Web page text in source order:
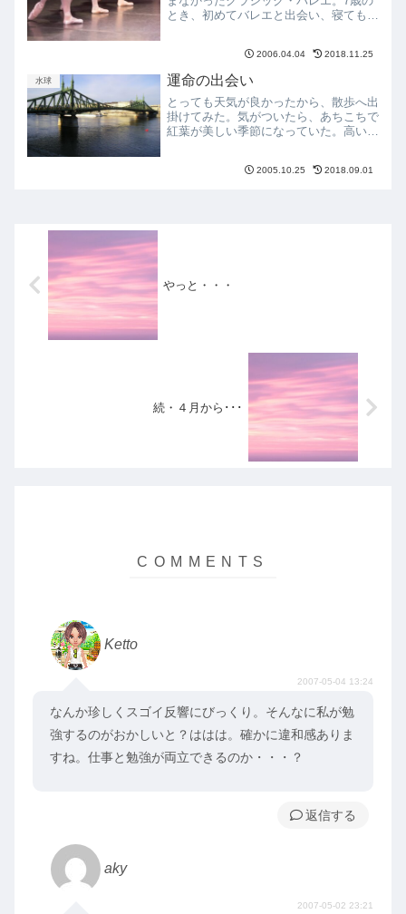
とき、初めてバレエと出会い、寝ても覚
その舞台は、子供たちのバレエ発表会に
過ぎなかったのだけれど、...
2006.04.04 2018.11.25
水球 運命の出会い
とっても天気が良かったから、散歩へ出
掛けてみた。気がついたら、あちこちで
紅葉が美しい季節になっていた。高い青
はなぜだろう?やっぱり四季折々の風景
2005.10.25 2018.09.01
やっと・・・
続・４月から･･･
Ketto
2007-05-04 13:24
なんか珍しくスゴイ反響にびっくり。そんなに私が勉
強するのがおかしいと？ははは。確かに違和感ありま
すね。仕事と勉強が両立できるのか・・・？
返信
aky
2007-05-02 23:21